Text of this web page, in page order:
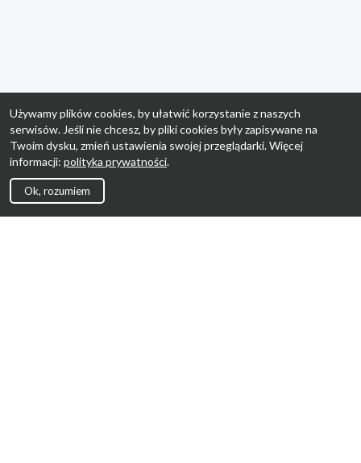
Używamy plików cookies, by ułatwić korzystanie z naszych
serwisów. Jeśli nie chcesz, by pliki cookies były zapisywane na
Twoim dysku, zmień ustawienia swojej przeglądarki. Więcej
informacji: polityka prywatności.
Ok, rozumiem